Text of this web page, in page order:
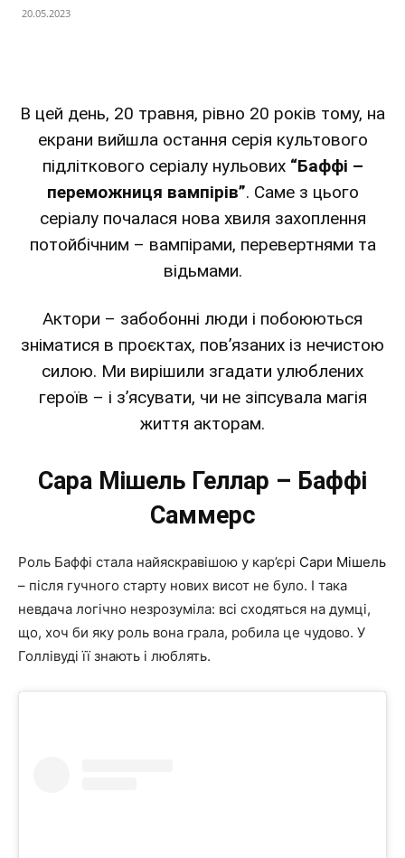
20.05.2023
В цей день, 20 травня, рівно 20 років тому, на
екрани вийшла остання серія культового
підліткового серіалу нульових“Баффі –
переможниця вампірів”. Саме з цього
серіалу почалася нова хвиля захоплення
потойбічним – вампірами, перевертнями та
відьмами.
Актори – забобонні люди і побоюються
зніматися в проєктах, пов’язаних із нечистою
силою. Ми вирішили згадати улюблених
героїв – і з’ясувати, чи не зіпсувала магія
життя акторам.
Сара Мішель Геллар – Баффі
Саммерс
Роль Баффі стала найяскравішою у кар’єрі Сари Мішель
– після гучного старту нових висот не було. І така
невдача логічно незрозуміла: всі сходяться на думці,
що, хоч би яку роль вона грала, робила це чудово. У
Голлівуді її знають і люблять.